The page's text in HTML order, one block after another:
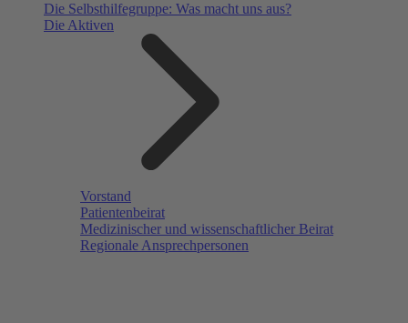
Die Selbsthilfegruppe: Was macht uns aus?
Die Aktiven
Vorstand
Patientenbeirat
Medizinischer und wissenschaftlicher Beirat
Regionale Ansprechpersonen